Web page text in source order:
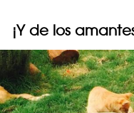
¡Y de los